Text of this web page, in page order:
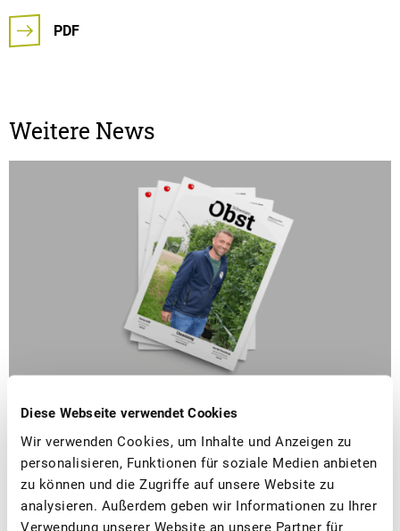
Diese Webseite verwendet Cookies
Wir verwenden Cookies, um Inhalte und Anzeigen zu
personalisieren, Funktionen für soziale Medien anbieten
zu können und die Zugriffe auf unsere Website zu
analysieren. Außerdem geben wir Informationen zu Ihrer
Verwendung unserer Website an unsere Partner für
PDF
Weitere News
30.06.2026 ■ Mitgliedermagazin, Politik, Publikationen
Schweizer Obst 3/2026: Obstbau und
Politik
In der aktuellen Ausgabe des Schweizer Obst beschäftigen